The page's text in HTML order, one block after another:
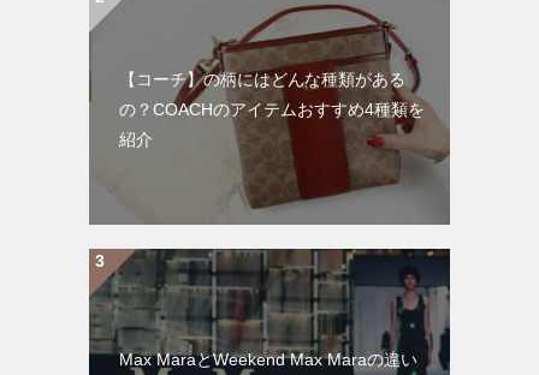
【コーチ】の柄にはどんな種類がある
の？COACHのアイテムおすすめ4種類を
紹介
Max MaraとWeekend Max Maraの違い